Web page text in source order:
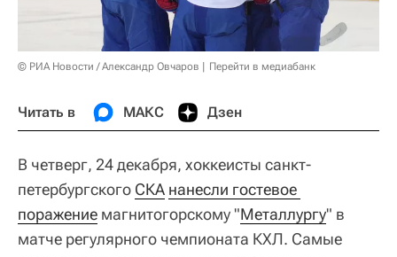
© РИА Новости / Александр Овчаров Перейти в медиабанк
Читать в МАКС Дзен
В четверг, 24 декабря, хоккеисты санкт-
петербургского СКА нанесли гостевое
поражение магнитогорскому "Металлургу" в
матче регулярного чемпионата КХЛ. Самые